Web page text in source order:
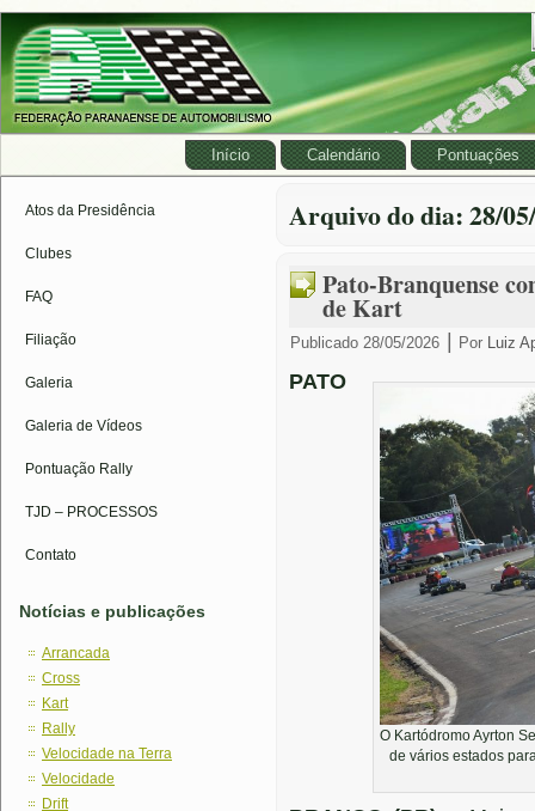
Início Calendário Pontuações
Atos da Presidência
Clubes
FAQ
Filiação
Galeria
Galeria de Vídeos
Pontuação Rally
TJD – PROCESSOS
Contato
Notícias e publicações
Arrancada
Cross
Kart
Rally
Velocidade na Terra
Velocidade
Drift
Arquivo do dia:28/
Pato-Branquense
de Kart
Publicado 28/05/2026 Por Luiz
O Kartódromo Ayrton
de vários estados
PATO